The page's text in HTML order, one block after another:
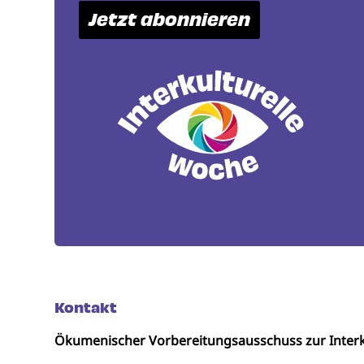
Jetzt abonnieren
Kontakt
Ökumenischer Vorbereitungsausschuss zur